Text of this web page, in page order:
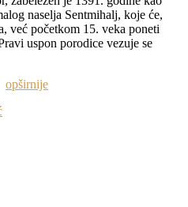
naselja Sentmihalj, koje će,
već početkom 15. veka poneti
uspon porodice vezuje se
opširnije